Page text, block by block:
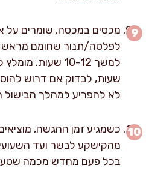
מכסים במכסה, שומרים על
שעות, לבדוק אם דרוש
לא להפריע למהלך הבישול
כשמגיע זמן ההגשה,
מהקישקע לבשר ועד
בכל פעם מחדש מכמה